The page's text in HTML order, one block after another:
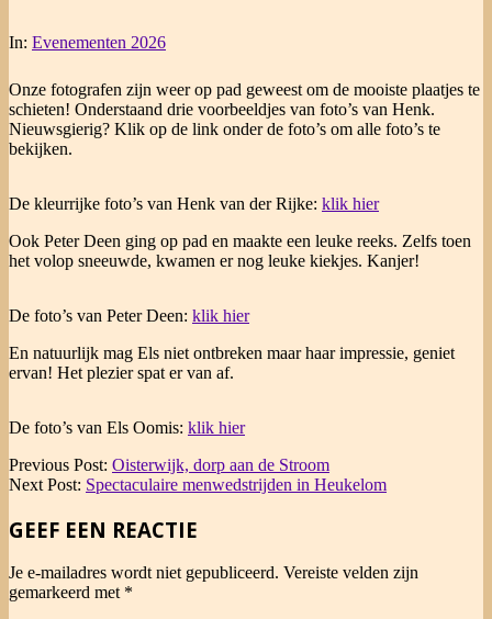
In: Evenementen 2026
Onze fotografen zijn weer op pad geweest om de mooiste plaatjes te
schieten! Onderstaand drie voorbeeldjes van foto’s van Henk.
Nieuwsgierig? Klik op de link onder de foto’s om alle foto’s te
bekijken.
De kleurrijke foto’s van Henk van der Rijke: klik hier
Ook Peter Deen ging op pad en maakte een leuke reeks. Zelfs toen
het volop sneeuwde, kwamen er nog leuke kiekjes. Kanjer!
De foto’s van Peter Deen: klik hier
En natuurlijk mag Els niet ontbreken maar haar impressie, geniet
ervan! Het plezier spat er van af.
De foto’s van Els Oomis: klik hier
2026-
02-
Previous Post: Oisterwijk, dorp aan de Stroom
Next Post: Spectaculaire menwedstrijden in Heukelom
GEEF EEN REACTIE
Je e-mailadres wordt niet gepubliceerd. Vereiste velden zijn
gemarkeerd met *